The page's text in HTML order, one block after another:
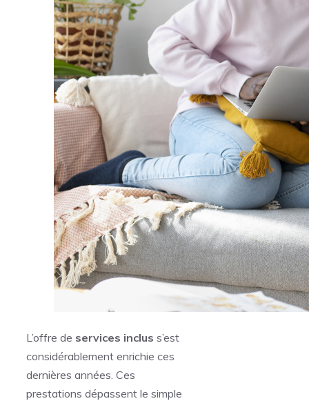
L’offre de services inclus s’est
considérablement enrichie ces
dernières années. Ces
prestations dépassent le simple